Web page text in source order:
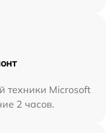
техники Microsoft
2 часов.